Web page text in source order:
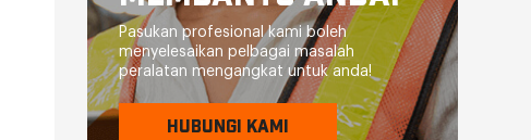
Pasukan profesional kami boleh
menyelesaikan pelbagai masalah
peralatan mengangkat untuk anda!
HUBUNGI KAMI